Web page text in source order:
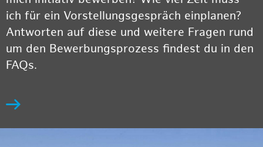
ich für ein Vorstellungsgespräch einplanen?
Antworten auf diese und weitere Fragen rund
um den Bewerbungsprozess findest du in den
FAQs.